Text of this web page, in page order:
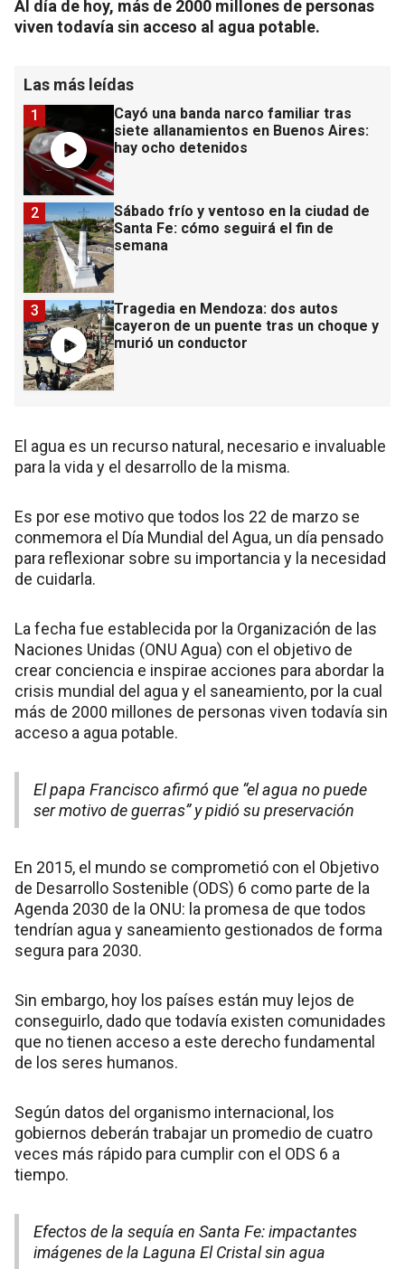
Al día de hoy, más de 2000 millones de personas
viven todavía sin acceso al agua potable.
Las más leídas
Cayó una banda narco familiar tras
siete allanamientos en Buenos Aires:
hay ocho detenidos
1
Sábado frío y ventoso en la ciudad de
Santa Fe: cómo seguirá el fin de
semana
2
Tragedia en Mendoza: dos autos
cayeron de un puente tras un choque y
murió un conductor
3
El agua es un recurso natural, necesario e invaluable
para la vida y el desarrollo de la misma.
Es por ese motivo que todos los 22 de marzo se
conmemora el Día Mundial del Agua, un día pensado
para reflexionar sobre su importancia y la necesidad
de cuidarla.
La fecha fue establecida por la Organización de las
Naciones Unidas (ONU Agua) con el objetivo de
crear conciencia e inspirae acciones para abordar la
crisis mundial del agua y el saneamiento, por la cual
más de 2000 millones de personas viven todavía sin
acceso a agua potable.
El papa Francisco afirmó que “el agua no puede
ser motivo de guerras” y pidió su preservación
En 2015, el mundo se comprometió con el Objetivo
de Desarrollo Sostenible (ODS) 6 como parte de la
Agenda 2030 de la ONU: la promesa de que todos
tendrían agua y saneamiento gestionados de forma
segura para 2030.
Sin embargo, hoy los países están muy lejos de
conseguirlo, dado que todavía existen comunidades
que no tienen acceso a este derecho fundamental
de los seres humanos.
Según datos del organismo internacional, los
gobiernos deberán trabajar un promedio de cuatro
veces más rápido para cumplir con el ODS 6 a
tiempo.
Efectos de la sequía en Santa Fe: impactantes
imágenes de la Laguna El Cristal sin agua